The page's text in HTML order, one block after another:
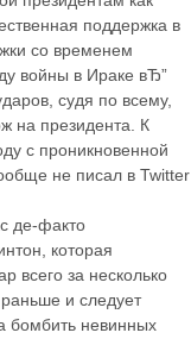
поддержка в
со временем
войны в Ираке вЂ”
судя по всему,
на президента. К
с проникновенной
не писал в Twitter
де-факто
которая
всего за несколько
и следует
бомбить невинных